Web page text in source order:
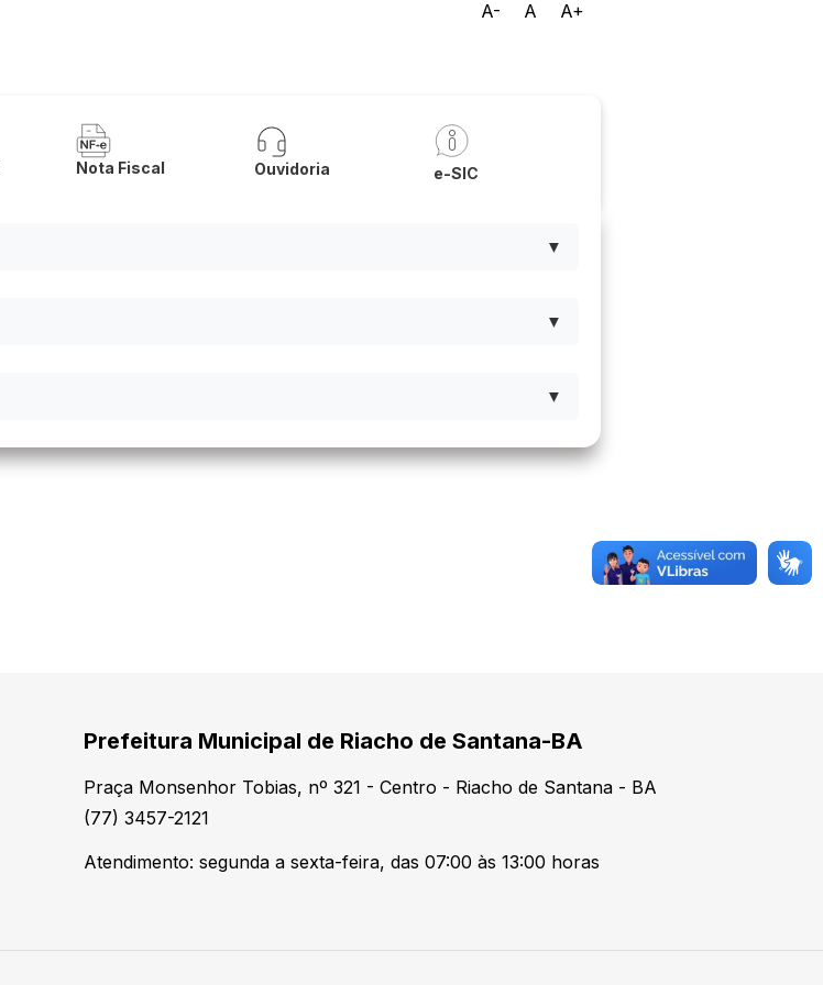
A- A
A+
Nota Fiscal Ouvidoria e-SIC
▼
▼
▼
Prefeitura Municipal de Riacho de Santana-BA
Praça Monsenhor Tobias, nº 321 - Centro - Riacho de Santana - BA
(77) 3457-2121
Atendimento: segunda a sexta-feira, das 07:00 às 13:00 horas